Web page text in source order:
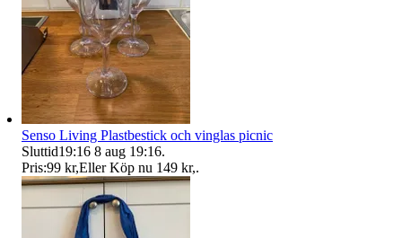
Senso Living Plastbestick och vinglas picnic
Sluttid19:16 8 aug 19:16.
Pris:99 kr,Eller Köp nu 149 kr,.